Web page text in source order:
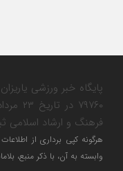
پایگاه خبر ورزشی
فرهنگ و ارشاد
هرگونه کپی برداری از
وابسته به آن، با ذکر منبع،